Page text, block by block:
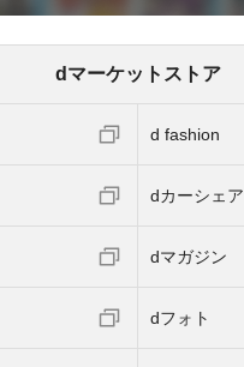
dマーケットストア
d fashion
dカーシェア
dマガジン
dフォト